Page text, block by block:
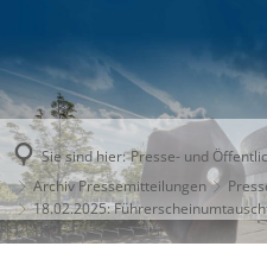
Sie sind hier: Presse- und
Archiv Pressemitteilungen
18.02.2025: